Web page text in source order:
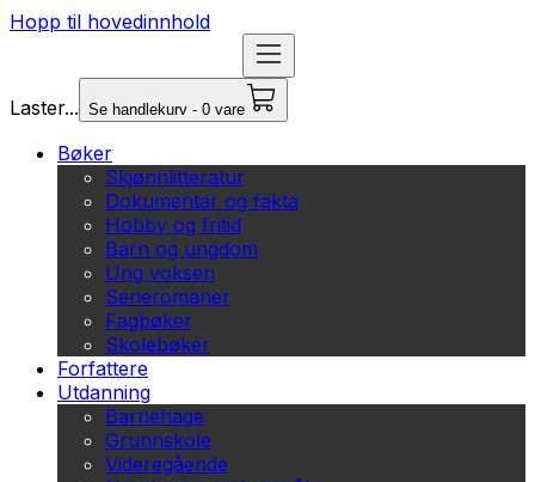
Hopp til hovedinnhold
Laster... Se handlekurv - 0 vare
Bøker
Skjønnlitteratur
Dokumentar og fakta
Hobby og fritid
Barn og ungdom
Ung voksen
Serieromaner
Fagbøker
Skolebøker
Forfattere
Utdanning
Barnehage
Grunnskole
Videregående